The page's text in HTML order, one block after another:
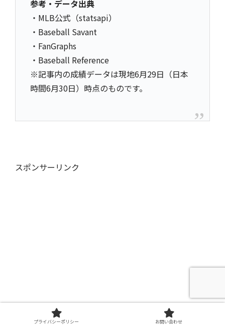
参考・データ出典
・MLB公式（statsapi）
・Baseball Savant
・FanGraphs
・Baseball Reference
※記事内の成績データは現地6月29日（日本
時間6月30日）時点のものです。
スポンサーリンク
プライバシーポリシー お問い合わせ